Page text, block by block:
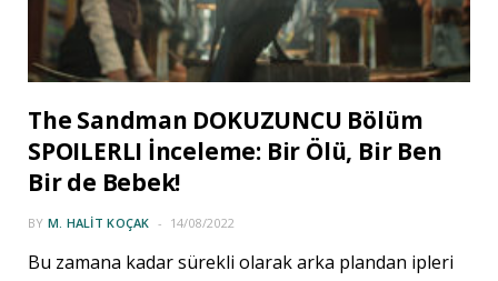
The Sandman DOKUZUNCU Bölüm
SPOILERLI İnceleme: Bir Ölü, Bir Ben
Bir de Bebek!
BY M. HALIT KOÇAK 14/08/2022
Bu zamana kadar sürekli olarak arka plandan ipleri